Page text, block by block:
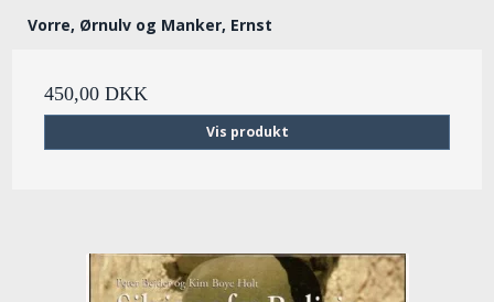
Vorre, Ørnulv og Manker, Ernst
450,00 DKK
Vis produkt